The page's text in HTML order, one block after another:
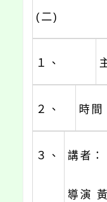
(二)
１、
２、 時
３、 講者
導演